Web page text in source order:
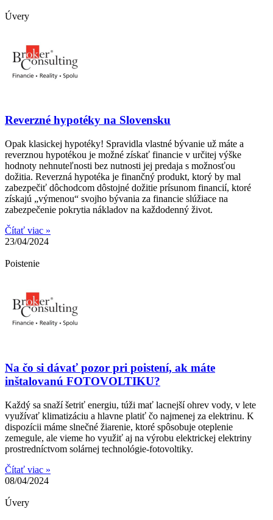
Úvery
Reverzné hypotéky na Slovensku
Opak klasickej hypotéky! Spravidla vlastné bývanie už máte a
reverznou hypotékou je možné získať financie v určitej výške
hodnoty nehnuteľnosti bez nutnosti jej predaja s možnosťou
dožitia. Reverzná hypotéka je finančný produkt, ktorý by mal
zabezpečiť dôchodcom dôstojné dožitie prísunom financií, ktoré
získajú „výmenou“ svojho bývania za financie slúžiace na
zabezpečenie pokrytia nákladov na každodenný život.
Čítať viac »
23/04/2024
Poistenie
Na čo si dávať pozor pri poistení, ak máte
inštalovanú FOTOVOLTIKU?
Každý sa snaží šetriť energiu, túži mať lacnejší ohrev vody, v lete
využívať klimatizáciu a hlavne platiť čo najmenej za elektrinu. K
dispozícii máme slnečné žiarenie, ktoré spôsobuje oteplenie
zemegule, ale vieme ho využiť aj na výrobu elektrickej elektriny
prostredníctvom solárnej technológie-fotovoltiky.
Čítať viac »
08/04/2024
Úvery